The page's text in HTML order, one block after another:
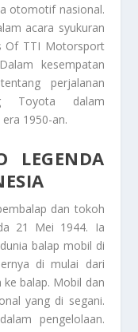
otomotif nasional.
acara syukuran
Of TTI Motorsport
kesempatan
perjalanan
Toyota dalam
1950-an.
LEGENDA
dan tokoh
21 Mei 1944. Ia
balap mobil di
di mulai dari
balap. Mobil dan
yang di segani.
pengelolaan.